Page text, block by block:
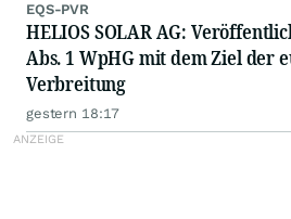
EQS-PVR
HELIOS SOLAR AG:
Abs. 1 WpHG mit dem Ziel der
Verbreitung
gestern 18:17